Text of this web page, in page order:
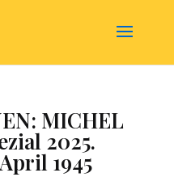
MICHEL
2025.
1945